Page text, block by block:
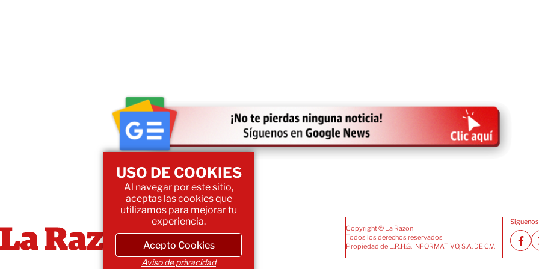
Copyright © La Razón
Todos los derechos reservados
Propiedad de L.R.H.G. INFORMATIVO, S.A. DE C.V.
USO DE COOKIES
Al navegar por este sitio,
aceptas las cookies que
utilizamos para mejorar tu
experiencia.
Acepto Cookies
Aviso de privacidad